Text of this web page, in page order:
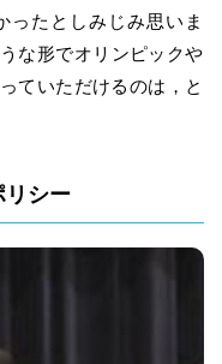
ったとしみじみ思いま
な形でオリンピックや
ていただけるのは，と
リシー